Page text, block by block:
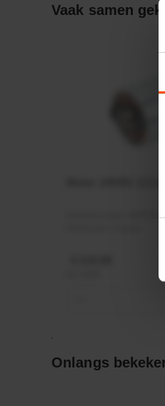
Vaak samen
Motor 24VDC 2,2
Onlangs